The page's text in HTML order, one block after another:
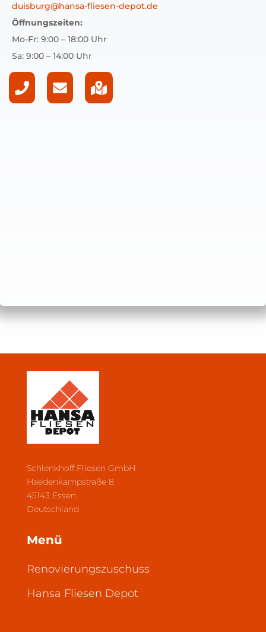
duisburg@hansa-fliesen-depot.de
Öffnungszeiten:
Mo-Fr: 9:00 – 18:00 Uhr
Sa: 9:00 – 14:00 Uhr
Schlenkhoff Fliesen GmbH
Haedenkampstraße 8
45143 Essen
Deutschland
Menü
Renovierungszuschuss
Hansa Fliesen Depot